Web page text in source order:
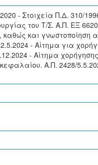
- Στοιχεία Π.Δ. 310/
του Τ/Σ. Α.Π. ΕΞ
καθώς και γνωστοποίηση
- Αίτημα για
- Αίτημα
Α.Π. 2428/